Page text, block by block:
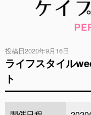
投稿日2020年9月16日
ライフスタイル
ト